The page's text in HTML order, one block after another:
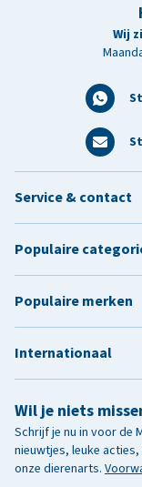
Wij
Wil je niets
Schrijf je nu in voor de
nieuwtjes, leuke
onze dierenarts.
Service & contact
Populaire
Populaire merken
Internationaal